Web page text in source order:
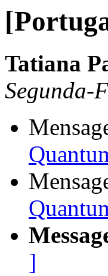
Tatiana
Segunda-
]